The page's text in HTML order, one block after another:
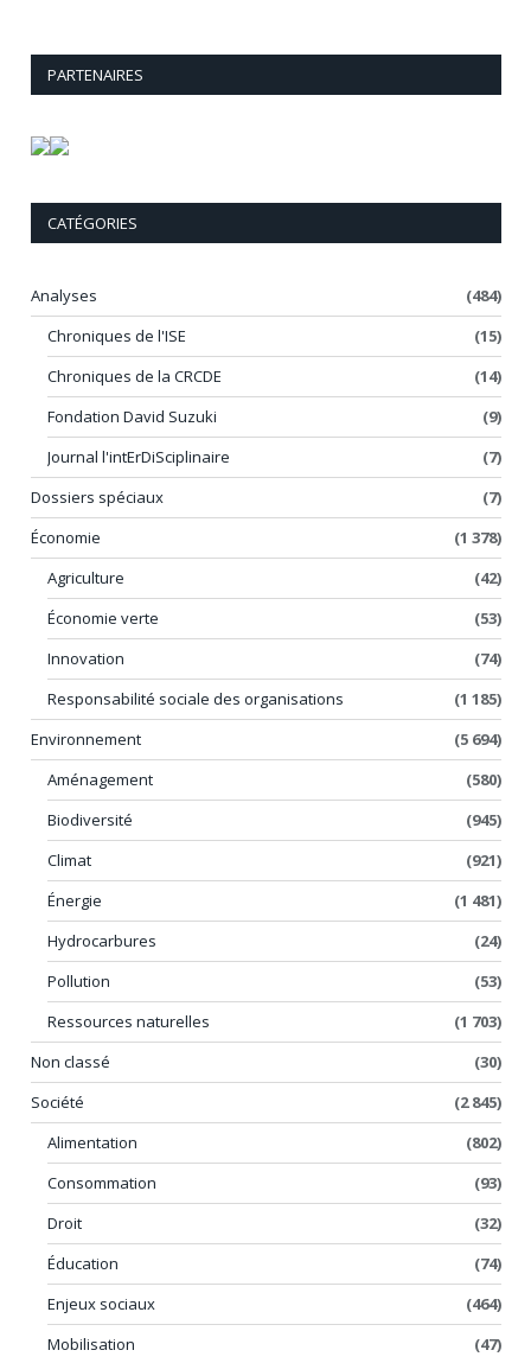
PARTENAIRES
CATÉGORIES
Analyses
(484)
Chroniques de l'ISE
(15)
Chroniques de la CRCDE
(14)
Fondation David Suzuki
(9)
Journal l'intErDiSciplinaire
(7)
Dossiers spéciaux
(7)
Économie
(1 378)
Agriculture
(42)
Économie verte
(53)
Innovation
(74)
Responsabilité sociale des organisations
(1 185)
Environnement
(5 694)
Aménagement
(580)
Biodiversité
(945)
Climat
(921)
Énergie
(1 481)
Hydrocarbures
(24)
Pollution
(53)
Ressources naturelles
(1 703)
Non classé
(30)
Société
(2 845)
Alimentation
(802)
Consommation
(93)
Droit
(32)
Éducation
(74)
Enjeux sociaux
(464)
Mobilisation
(47)